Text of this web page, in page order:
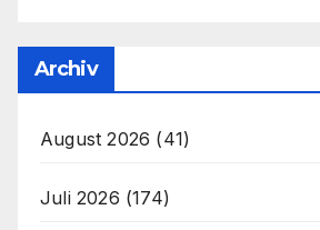
Archiv
August 2026 (41)
Juli 2026 (174)